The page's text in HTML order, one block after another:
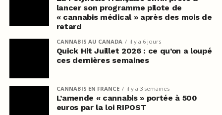
lancer son programme pilote de
« cannabis médical » après des mois de
retard
CANNABIS AU CANADA il y a 6 jours
Quick Hit Juillet 2026 : ce qu’on a loupé
ces dernières semaines
CANNABIS EN FRANCE il y a 3 semaines
L’amende « cannabis » portée à 500
euros par la loi RIPOST